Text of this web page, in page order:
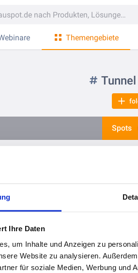
Ihre Daten
um Inhalte und Anzeigen zu
Website zu analysieren.
für soziale Medien, Werbung und
Themengebiete
Tunnel
Spots